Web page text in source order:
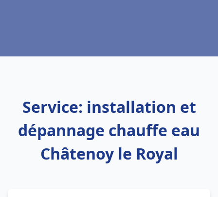
Service: installation et
dépannage chauffe eau
Châtenoy le Royal